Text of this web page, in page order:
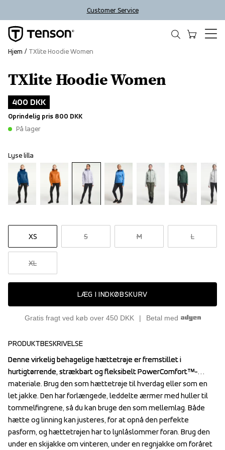
Customer Service
TXlite Hoodie Women
400 DKK
Oprindelig pris 800 DKK
På lager
Lyse lilla
XS S M L
XL
LÆG I INDKØBSKURV
Gratis fragt ved køb over 450 DKK Betal med
Hjem TXlite Hoodie Women
Outlet
PRODUKTBESKRIVELSE
Denne virkelig behagelige hættetrøje er fremstillet i
hurtigtørrende, strækbart og fleksibelt PowerComfort™-
materiale. Brug den som hættetrøje til hverdag eller som en
let jakke. Den har forlængede, leddelte ærmer med huller til
tommelfingrene, så du kan bruge den som mellemlag. Både
hætte og linning kan justeres, for at opnå den perfekte
pasform, og hættetrøjen har to lynlåslommer foran. Brug den
under en skijakke om vinteren, under en regnjakke om foråret
Denne virkelig behagelige hættetrøje er fremstillet i
hurtigtørrende, strækbart og fleksibelt PowerComfort™-
materiale. Brug den som hættetrøje til hverdag eller som en
let jakke. Den har forlængede, leddelte ærmer med huller til
tommelfingrene, så du kan bruge den som mellemlag. Både
hætte og linning kan justeres, for at opnå den perfekte
pasform, og hættetrøjen har to lynlåslommer foran. Brug den
under en skijakke om vinteren, under en regnjakke om foråret